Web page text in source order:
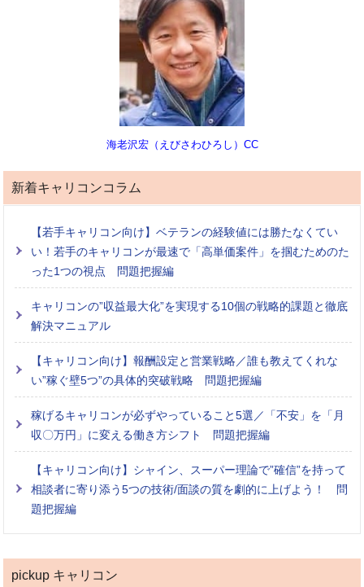
海老沢宏（えびさわひろし）CC
新着キャリコンコラム
【若手キャリコン向け】ベテランの経験値には勝たなくてい
い！若手のキャリコンが最速で「高単価案件」を掴むためのた
った1つの視点 問題把握編
キャリコンの”収益最大化”を実現する10個の戦略的課題と徹底
解決マニュアル
【キャリコン向け】報酬設定と営業戦略／誰も教えてくれな
い”稼ぐ壁5つ”の具体的突破戦略 問題把握編
稼げるキャリコンが必ずやっていること5選／「不安」を「月
収〇万円」に変える働き方シフト 問題把握編
【キャリコン向け】シャイン、スーパー理論で”確信”を持って
相談者に寄り添う5つの技術/面談の質を劇的に上げよう！ 問
題把握編
pickup キャリコン